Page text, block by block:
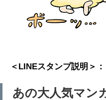
＜LINEスタンプ説明＞：
あの大人気マン